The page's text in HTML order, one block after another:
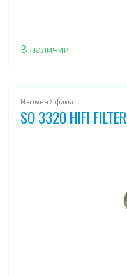
В наличии
Масляный фильтр
SO 3320 HIFI FILTER